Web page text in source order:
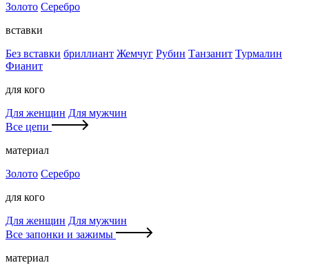
Золото Серебро
вставки
Без вставки бриллиант Жемчуг Рубин Танзанит Турмалин
Фианит
для кого
Для женщин Для мужчин
Все цепи
материал
Золото Серебро
для кого
Для женщин Для мужчин
Все запонки и зажимы
материал